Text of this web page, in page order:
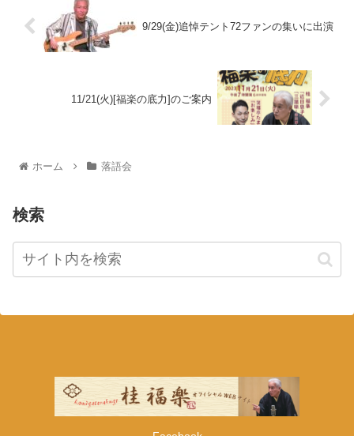
9/29(金)追悼テント72ファンの集いに出演
11/21(火)[福楽の底力]のご案内
ホーム 落語会
検索